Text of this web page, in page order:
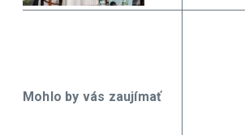
Mohlo by vás zaujímať